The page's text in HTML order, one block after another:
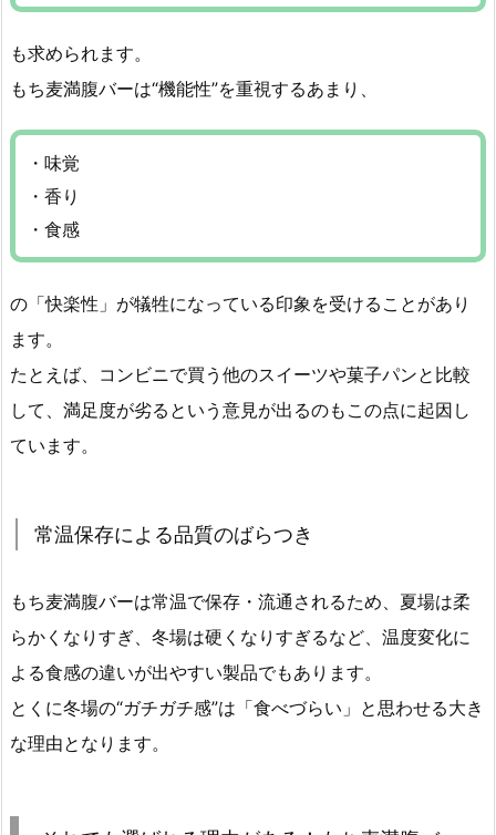
も求められます。
もち麦満腹バーは“機能性”を重視するあまり、
・味覚
・香り
・食感
の「快楽性」が犠牲になっている印象を受けることがあり
ます。
たとえば、コンビニで買う他のスイーツや菓子パンと比較
して、満足度が劣るという意見が出るのもこの点に起因し
ています。
常温保存による品質のばらつき
もち麦満腹バーは常温で保存・流通されるため、夏場は柔
らかくなりすぎ、冬場は硬くなりすぎるなど、温度変化に
よる食感の違いが出やすい製品でもあります。
とくに冬場の“ガチガチ感”は「食べづらい」と思わせる大き
な理由となります。